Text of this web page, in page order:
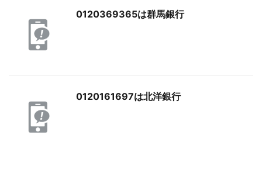
0120369365は群馬銀行
0120161697は北洋銀行